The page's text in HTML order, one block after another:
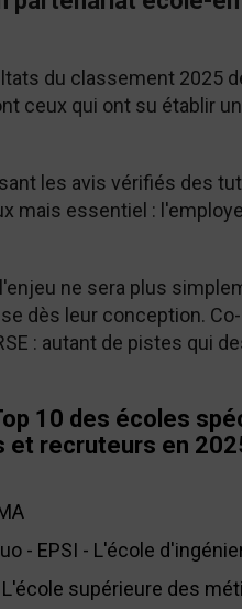
du classement 2025
ceux qui ont su établir
les avis vérifiés des
mais essentiel :
ne sera plus
dès leur conception.
: autant de pistes qui
10 des écoles
et recruteurs en
- EPSI - L'école
L'école supérieure des